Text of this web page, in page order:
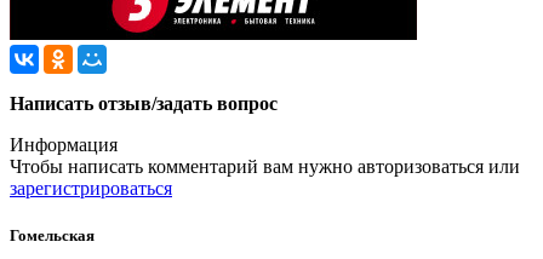
Написать отзыв/задать вопрос
Информация
Чтобы написать комментарий вам нужно авторизоваться или
зарегистрироваться
Гомельская